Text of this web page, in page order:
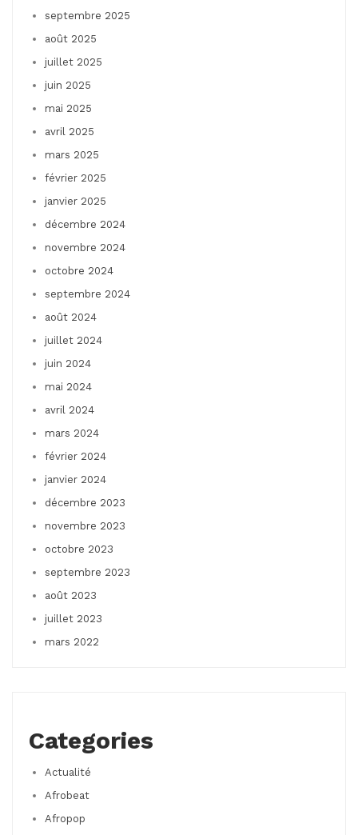
septembre 2025
août 2025
juillet 2025
juin 2025
mai 2025
avril 2025
mars 2025
février 2025
janvier 2025
décembre 2024
novembre 2024
octobre 2024
septembre 2024
août 2024
juillet 2024
juin 2024
mai 2024
avril 2024
mars 2024
février 2024
janvier 2024
décembre 2023
novembre 2023
octobre 2023
septembre 2023
août 2023
juillet 2023
mars 2022
Categories
Actualité
Afrobeat
Afropop